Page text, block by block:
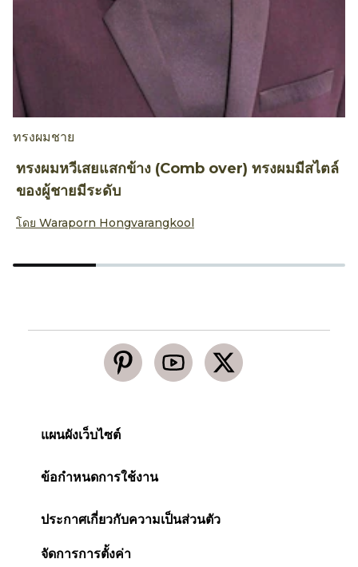
ทรงผมชาย
ทรงผมหวีเสยแสกข้าง (Comb over) ทรงผมมีสไตล์
ของผู้ชายมีระดับ
โดย Waraporn Hongvarangkool
แผนผังเว็บไซต์
ข้อกำหนดการใช้งาน
ประกาศเกี่ยวกับความเป็นส่วนตัว
จัดการการตั้งค่า